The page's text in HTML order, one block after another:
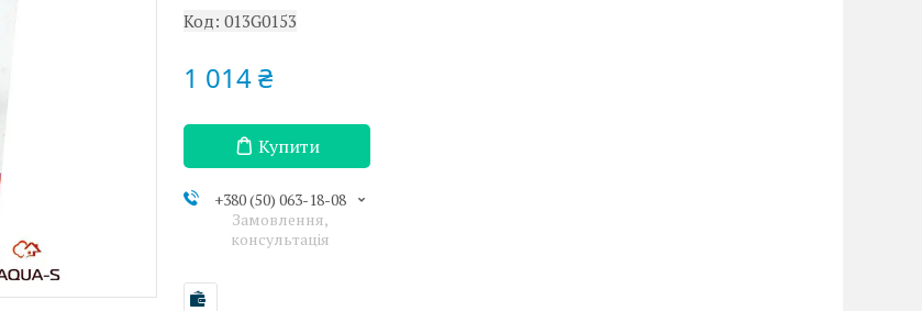
Код: 013G0153
1 014 ₴
Купити
+380 (50) 063-18-08
Замовлення,
консультація